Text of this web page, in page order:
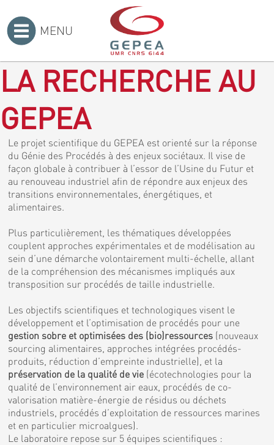
MENU
LA RECHERCHE AU
GEPEA
Le projet scientifique du GEPEA est orienté sur la réponse
du Génie des Procédés à des enjeux sociétaux. Il vise de
façon globale à contribuer à l’essor de l’Usine du Futur et
au renouveau industriel afin de répondre aux enjeux des
transitions environnementales, énergétiques, et
alimentaires.
Plus particulièrement, les thématiques développées
couplent approches expérimentales et de modélisation au
sein d’une démarche volontairement multi-échelle, allant
de la compréhension des mécanismes impliqués aux
transposition sur procédés de taille industrielle.
Les objectifs scientifiques et technologiques visent le
développement et l’optimisation de procédés pour une
gestion sobre et optimisées des (bio)ressources (nouveaux
sourcing alimentaires, approches intégrées procédés-
produits, réduction d’empreinte industrielle), et la
préservation de la qualité de vie (écotechnologies pour la
qualité de l’environnement air eaux, procédés de co-
valorisation matière-énergie de résidus ou déchets
industriels, procédés d’exploitation de ressources marines
et en particulier microalgues).
Le laboratoire repose sur 5 équipes scientifiques :